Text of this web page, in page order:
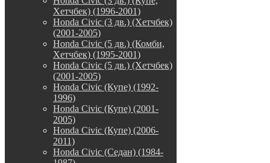
Хетчбек) (1996-2001)
Honda Civic (3 дв.) (Хетчбек)
(2001-2005)
Honda Civic (5 дв.) (Комби,
Хетчбек) (1995-2001)
Honda Civic (5 дв.) (Хетчбек)
(2001-2005)
Honda Civic (Купе) (1992-
1996)
Honda Civic (Купе) (2001-
2005)
Honda Civic (Купе) (2006-
2011)
Honda Civic (Седан) (1984-